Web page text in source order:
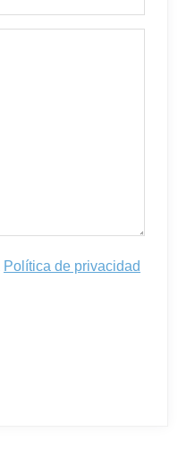
Política de privacidad